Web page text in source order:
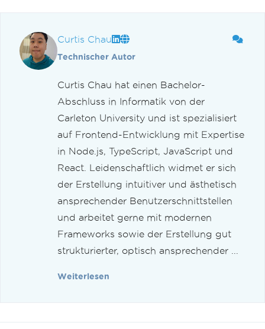
Curtis Chau
Technischer Autor
Curtis Chau hat einen Bachelor-
Abschluss in Informatik von der
Carleton University und ist spezialisiert
auf Frontend-Entwicklung mit Expertise
in Node.js, TypeScript, JavaScript und
React. Leidenschaftlich widmet er sich
der Erstellung intuitiver und ästhetisch
ansprechender Benutzerschnittstellen
und arbeitet gerne mit modernen
Frameworks sowie der Erstellung gut
strukturierter, optisch ansprechender ...
Weiterlesen